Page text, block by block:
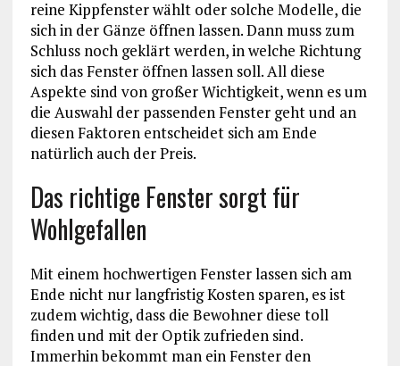
reine Kippfenster wählt oder solche Modelle, die
sich in der Gänze öffnen lassen. Dann muss zum
Schluss noch geklärt werden, in welche Richtung
sich das Fenster öffnen lassen soll. All diese
Aspekte sind von großer Wichtigkeit, wenn es um
die Auswahl der passenden Fenster geht und an
diesen Faktoren entscheidet sich am Ende
natürlich auch der Preis.
Das richtige Fenster sorgt für
Wohlgefallen
Mit einem hochwertigen Fenster lassen sich am
Ende nicht nur langfristig Kosten sparen, es ist
zudem wichtig, dass die Bewohner diese toll
finden und mit der Optik zufrieden sind.
Immerhin bekommt man ein Fenster den